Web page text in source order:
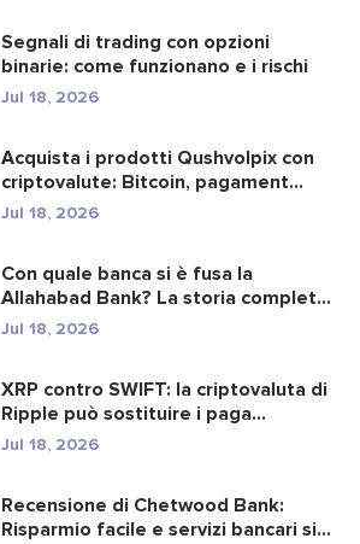
Segnali di trading con opzioni
binarie: come funzionano e i rischi
Jul 18, 2026
Acquista i prodotti Qushvolpix con
criptovalute: Bitcoin, pagament...
Jul 18, 2026
Con quale banca si è fusa la
Allahabad Bank? La storia completa
d...
Jul 18, 2026
XRP contro SWIFT: la criptovaluta di
Ripple può sostituire i paga...
Jul 18, 2026
Recensione di Chetwood Bank:
Risparmio facile e servizi bancari si...